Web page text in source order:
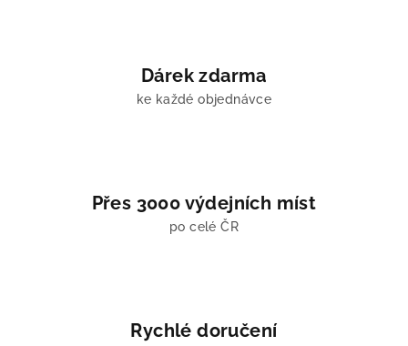
Dárek zdarma
ke každé objednávce
Přes 3000 výdejních míst
po celé ČR
Rychlé doručení